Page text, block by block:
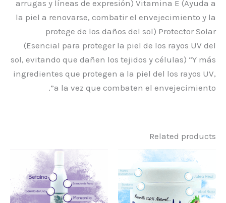
arrugas y líneas de expresión) Vitamina E (Ayuda a
la piel a renovarse, combatir el envejecimiento y la
protege de los daños del sol) Protector Solar
(Esencial para proteger la piel de los rayos UV del
sol, evitando que dañen los tejidos y células) “Y más
ingredientes que protegen a la piel del los rayos UV,
a la vez que combaten el envejecimiento”.
Related products